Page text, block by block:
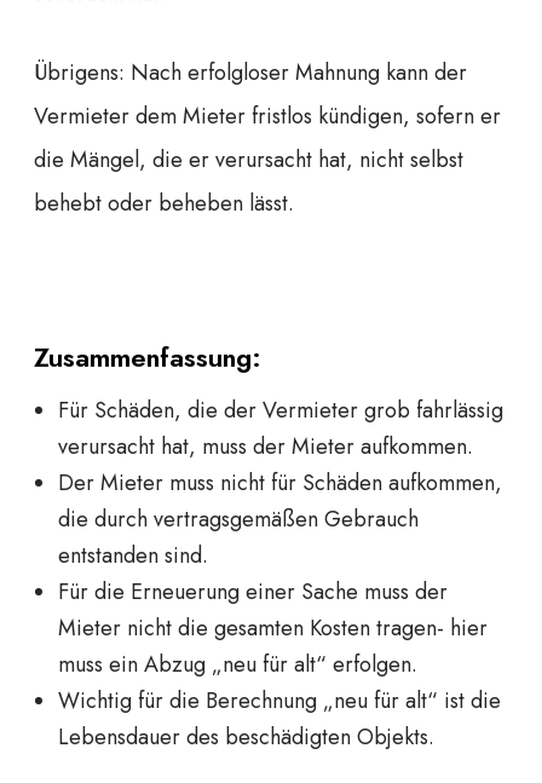
Übrigens: Nach erfolgloser Mahnung kann der
Vermieter dem Mieter fristlos kündigen, sofern er
die Mängel, die er verursacht hat, nicht selbst
behebt oder beheben lässt.
Zusammenfassung:
Für Schäden, die der Vermieter grob fahrlässig
verursacht hat, muss der Mieter aufkommen.
Der Mieter muss nicht für Schäden aufkommen,
die durch vertragsgemäßen Gebrauch
entstanden sind.
Für die Erneuerung einer Sache muss der
Mieter nicht die gesamten Kosten tragen- hier
muss ein Abzug „neu für alt“ erfolgen.
Wichtig für die Berechnung „neu für alt“ ist die
Lebensdauer des beschädigten Objekts.